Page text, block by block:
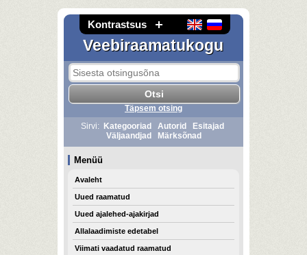
Kontrastsus
Veebiraamatukogu
Täpsem otsing
Sirvi:
Kategooriad Autorid
Esitajad
Väljaandjad
Märksõnad
Menüü
Avaleht
Uued raamatud
Uued ajalehed-ajakirjad
Allalaadimiste edetabel
Viimati vaadatud raamatud